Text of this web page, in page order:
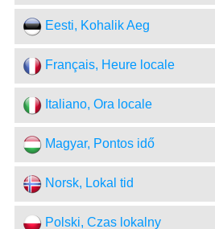
Eesti, Kohalik Aeg
Français, Heure locale
Italiano, Ora locale
Magyar, Pontos idő
Norsk, Lokal tid
Polski, Czas lokalny